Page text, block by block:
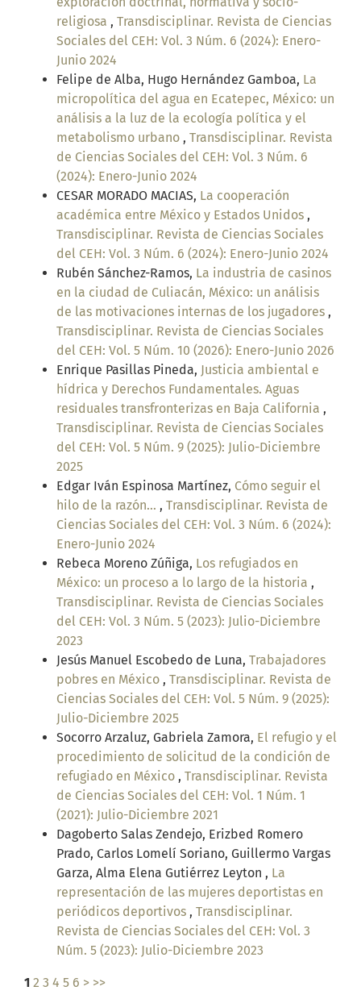
religiosa , Transdisciplinar. Revista de Ciencias
Sociales del CEH: Vol. 3 Núm. 6 (2024): Enero-
Junio 2024
Felipe de Alba, Hugo Hernández Gamboa, La
micropolítica del agua en Ecatepec, México: un
análisis a la luz de la ecología política y el
metabolismo urbano , Transdisciplinar. Revista
de Ciencias Sociales del CEH: Vol. 3 Núm. 6
(2024): Enero-Junio 2024
CESAR MORADO MACIAS, La cooperación
académica entre México y Estados Unidos ,
Transdisciplinar. Revista de Ciencias Sociales
del CEH: Vol. 3 Núm. 6 (2024): Enero-Junio 2024
Rubén Sánchez-Ramos, La industria de casinos
en la ciudad de Culiacán, México: un análisis
de las motivaciones internas de los jugadores ,
Transdisciplinar. Revista de Ciencias Sociales
del CEH: Vol. 5 Núm. 10 (2026): Enero-Junio 2026
Enrique Pasillas Pineda, Justicia ambiental e
hídrica y Derechos Fundamentales. Aguas
residuales transfronterizas en Baja California ,
Transdisciplinar. Revista de Ciencias Sociales
del CEH: Vol. 5 Núm. 9 (2025): Julio-Diciembre
2025
Edgar Iván Espinosa Martínez, Cómo seguir el
hilo de la razón... , Transdisciplinar. Revista de
Ciencias Sociales del CEH: Vol. 3 Núm. 6 (2024):
Enero-Junio 2024
Rebeca Moreno Zúñiga, Los refugiados en
México: un proceso a lo largo de la historia ,
Transdisciplinar. Revista de Ciencias Sociales
del CEH: Vol. 3 Núm. 5 (2023): Julio-Diciembre
2023
Jesús Manuel Escobedo de Luna, Trabajadores
pobres en México , Transdisciplinar. Revista de
Ciencias Sociales del CEH: Vol. 5 Núm. 9 (2025):
Julio-Diciembre 2025
Socorro Arzaluz, Gabriela Zamora, El refugio y el
procedimiento de solicitud de la condición de
refugiado en México , Transdisciplinar. Revista
de Ciencias Sociales del CEH: Vol. 1 Núm. 1
(2021): Julio-Diciembre 2021
Dagoberto Salas Zendejo, Erizbed Romero
Prado, Carlos Lomelí Soriano, Guillermo Vargas
Garza, Alma Elena Gutiérrez Leyton , La
representación de las mujeres deportistas en
periódicos deportivos , Transdisciplinar.
Revista de Ciencias Sociales del CEH: Vol. 3
Núm. 5 (2023): Julio-Diciembre 2023
1 2 3 4 5 6 > >>